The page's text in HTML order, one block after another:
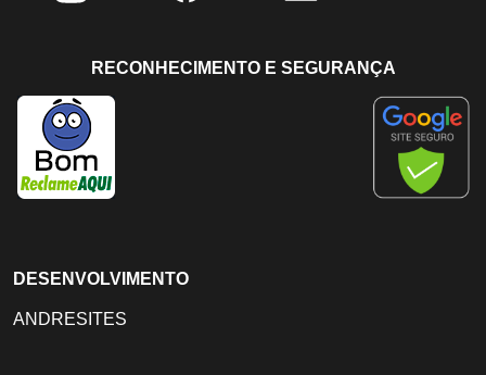
RECONHECIMENTO E SEGURANÇA
DESENVOLVIMENTO
ANDRESITES